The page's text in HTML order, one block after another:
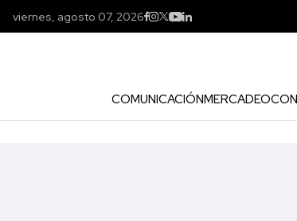
viernes, agosto 07, 2026
COMUNICACIÓNMERCADEO